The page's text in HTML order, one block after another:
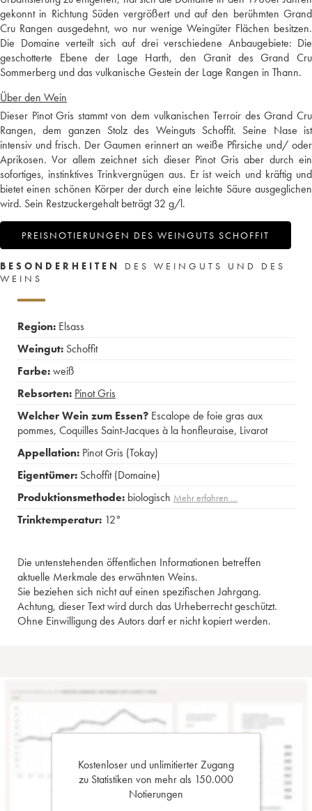
gekonnt in Richtung Süden vergrößert und auf den berühmten Grand
Cru Rangen ausgedehnt, wo nur wenige Weingüter Flächen besitzen.
Die Domaine verteilt sich auf drei verschiedene Anbaugebiete: Die
geschotterte Ebene der Lage Harth, den Granit des Grand Cru
Sommerberg und das vulkanische Gestein der Lage Rangen in Thann.
Über den Wein
Dieser Pinot Gris stammt von dem vulkanischen Terroir des Grand Cru
Rangen, dem ganzen Stolz des Weinguts Schoffit. Seine Nase ist
intensiv und frisch. Der Gaumen erinnert an weiße Pfirsiche und/ oder
Aprikosen. Vor allem zeichnet sich dieser Pinot Gris aber durch ein
sofortiges, instinktives Trinkvergnügen aus. Er ist weich und kräftig und
bietet einen schönen Körper der durch eine leichte Säure ausgeglichen
wird. Sein Restzuckergehalt beträgt 32 g/l.
PREISNOTIERUNGEN DES WEINGUTS SCHOFFIT
BESONDERHEITEN
DES WEINGUTS UND DES
WEINS
Region: Elsass
Weingut: Schoffit
Farbe:weiß
Rebsorten: Pinot Gris
Welcher Wein zum Essen? Escalope de foie gras aux
pommes, Coquilles Saint-Jacques à la honfleuraise, Livarot
Appellation: Pinot Gris (Tokay)
Eigentümer: Schoffit (Domaine)
Produktionsmethode: biologisch Mehr erfahren …
Trinktemperatur: 12°
Die untenstehenden öffentlichen Informationen betreffen
aktuelle Merkmale des erwähnten Weins.
Sie beziehen sich nicht auf einen spezifischen Jahrgang.
Achtung, dieser Text wird durch das Urheberrecht geschützt.
Ohne Einwilligung des Autors darf er nicht kopiert werden.
Kostenloser und unlimitierter Zugang
zu Statistiken von mehr als 150.000
Notierungen